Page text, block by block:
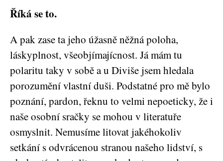
Říká se to.
A pak zase ta jeho úžasně něžná poloha,
láskyplnost, všeobjímajícnost. Já mám tu
polaritu taky v sobě a u Diviše jsem hledala
porozumění vlastní duši. Podstatné pro mě bylo
poznání, pardon, řeknu to velmi nepoeticky, že i
naše osobní sračky se mohou v literatuře
osmyslnit. Nemusíme litovat jakéhokoliv
setkání s odvrácenou stranou našeho lidství, s